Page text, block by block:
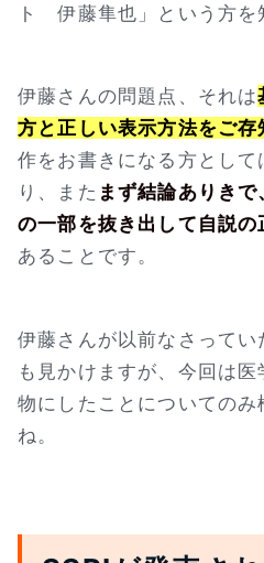
ト 伊藤隼也」という方を
伊藤さんの問題点、それは
方と正しい表示方法をご存
作をお書きになる方とし
り、また まず結論ありき
の一部を抜き出して自説の
あることです。
伊藤さんが以前なさって
も見かけますが、今回は
物にしたことについての
ね。